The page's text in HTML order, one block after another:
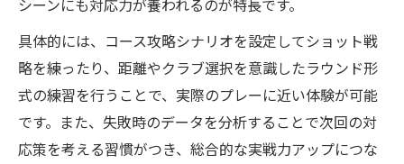
シーンにも対応力が養われるのが特長です。
具体的には、コース攻略シナリオを設定してショット戦
略を練ったり、距離やクラブ選択を意識したラウンド形
式の練習を行うことで、実際のプレーに近い体験が可能
です。また、失敗時のデータを分析することで次回の対
応策を考える習慣がつき、総合的な実戦力アップにつな